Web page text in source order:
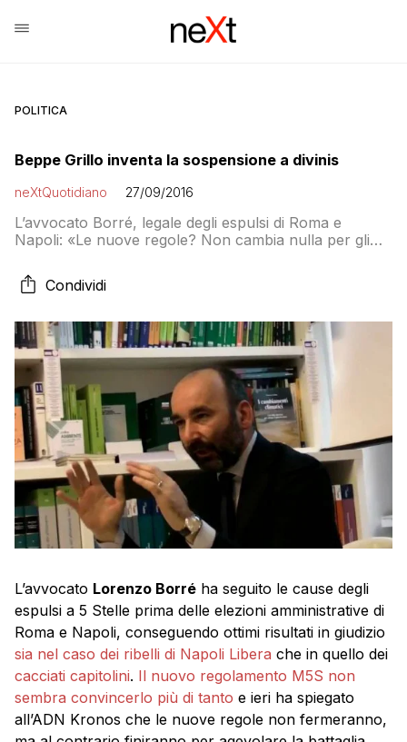
POLITICA
Beppe Grillo inventa la sospensione a divinis
neXtQuotidiano 27/09/2016
L’avvocato Borré, legale degli espulsi di Roma e
Napoli: «Le nuove regole? Non cambia nulla per gli
Condividi
L’avvocato Lorenzo Borré ha seguito le cause degli
espulsi a 5 Stelle prima delle elezioni amministrative di
Roma e Napoli, conseguendo ottimi risultati in giudizio
sia nel caso dei ribelli di Napoli Libera che in quello dei
cacciati capitolini. Il nuovo regolamento M5S non
sembra convincerlo più di tanto e ieri ha spiegato
all’ADN Kronos che le nuove regole non fermeranno,